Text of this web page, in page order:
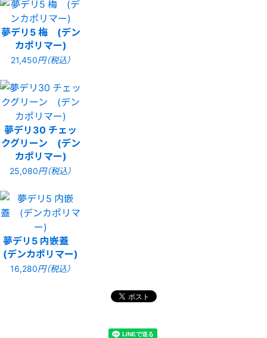
夢デリ5 梅 (デン
カポリマー)
21,450円（税込）
夢デリ30 チェッ
クグリーン (デン
カポリマー)
25,080円（税込）
夢デリ5 内嵌蓋
(デンカポリマー)
16,280円（税込）